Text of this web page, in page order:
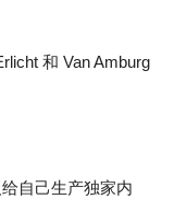
和 Van Amburg
自己生产独家内